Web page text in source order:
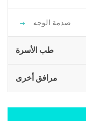
صدمة الوجه
طب الأسرة
مرافق أخرى